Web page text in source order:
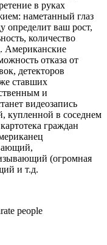
в руках
наметанный глаз
определит ваш рост,
количество
Американские
отказа от
детекторов
ставших
и
видеозапись
купленной в соседнем
граждан
(огромная
и т.д.
people